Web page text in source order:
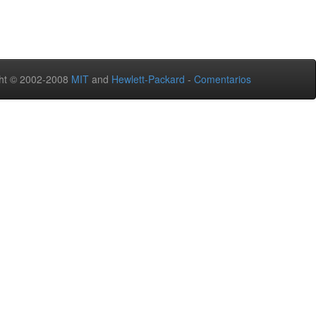
© 2002-2008 MIT and Hewlett-Packard - Comentarios